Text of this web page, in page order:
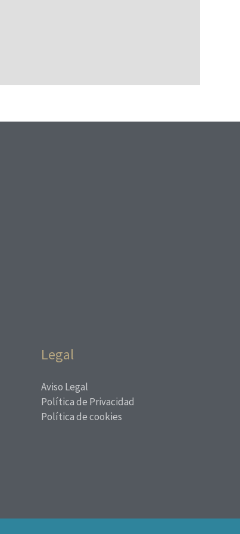
Legal
Aviso Legal
Política de Privacidad
Política de cookies